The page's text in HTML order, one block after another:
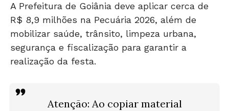
A Prefeitura de Goiânia deve aplicar cerca de
R$ 8,9 milhões na Pecuária 2026, além de
mobilizar saúde, trânsito, limpeza urbana,
segurança e fiscalização para garantir a
realização da festa.
Atenção: Ao copiar material